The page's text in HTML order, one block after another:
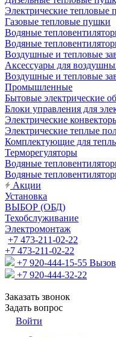
Электрические тепловые
Газовые тепловые пушки
Водяные
Водяные
Воздушные и тепловые
Аксессуары для
Воздушные и тепловые
Промышленные
Бытовые электрические
Блоки управления для
Электрические
Электрические теплые
Комплектующие для
Терморегуляторы
Водяные
Водяные
Акции
Установка
ВЫБОР (ОБД)
Техобслуживание
Электромонтаж
+7 473-211-02-22
+7 473-211-02-22
+7 920-444-15-55 Вызов
+7 920-444-32-22
Заказать звонок
Задать вопрос
Войти